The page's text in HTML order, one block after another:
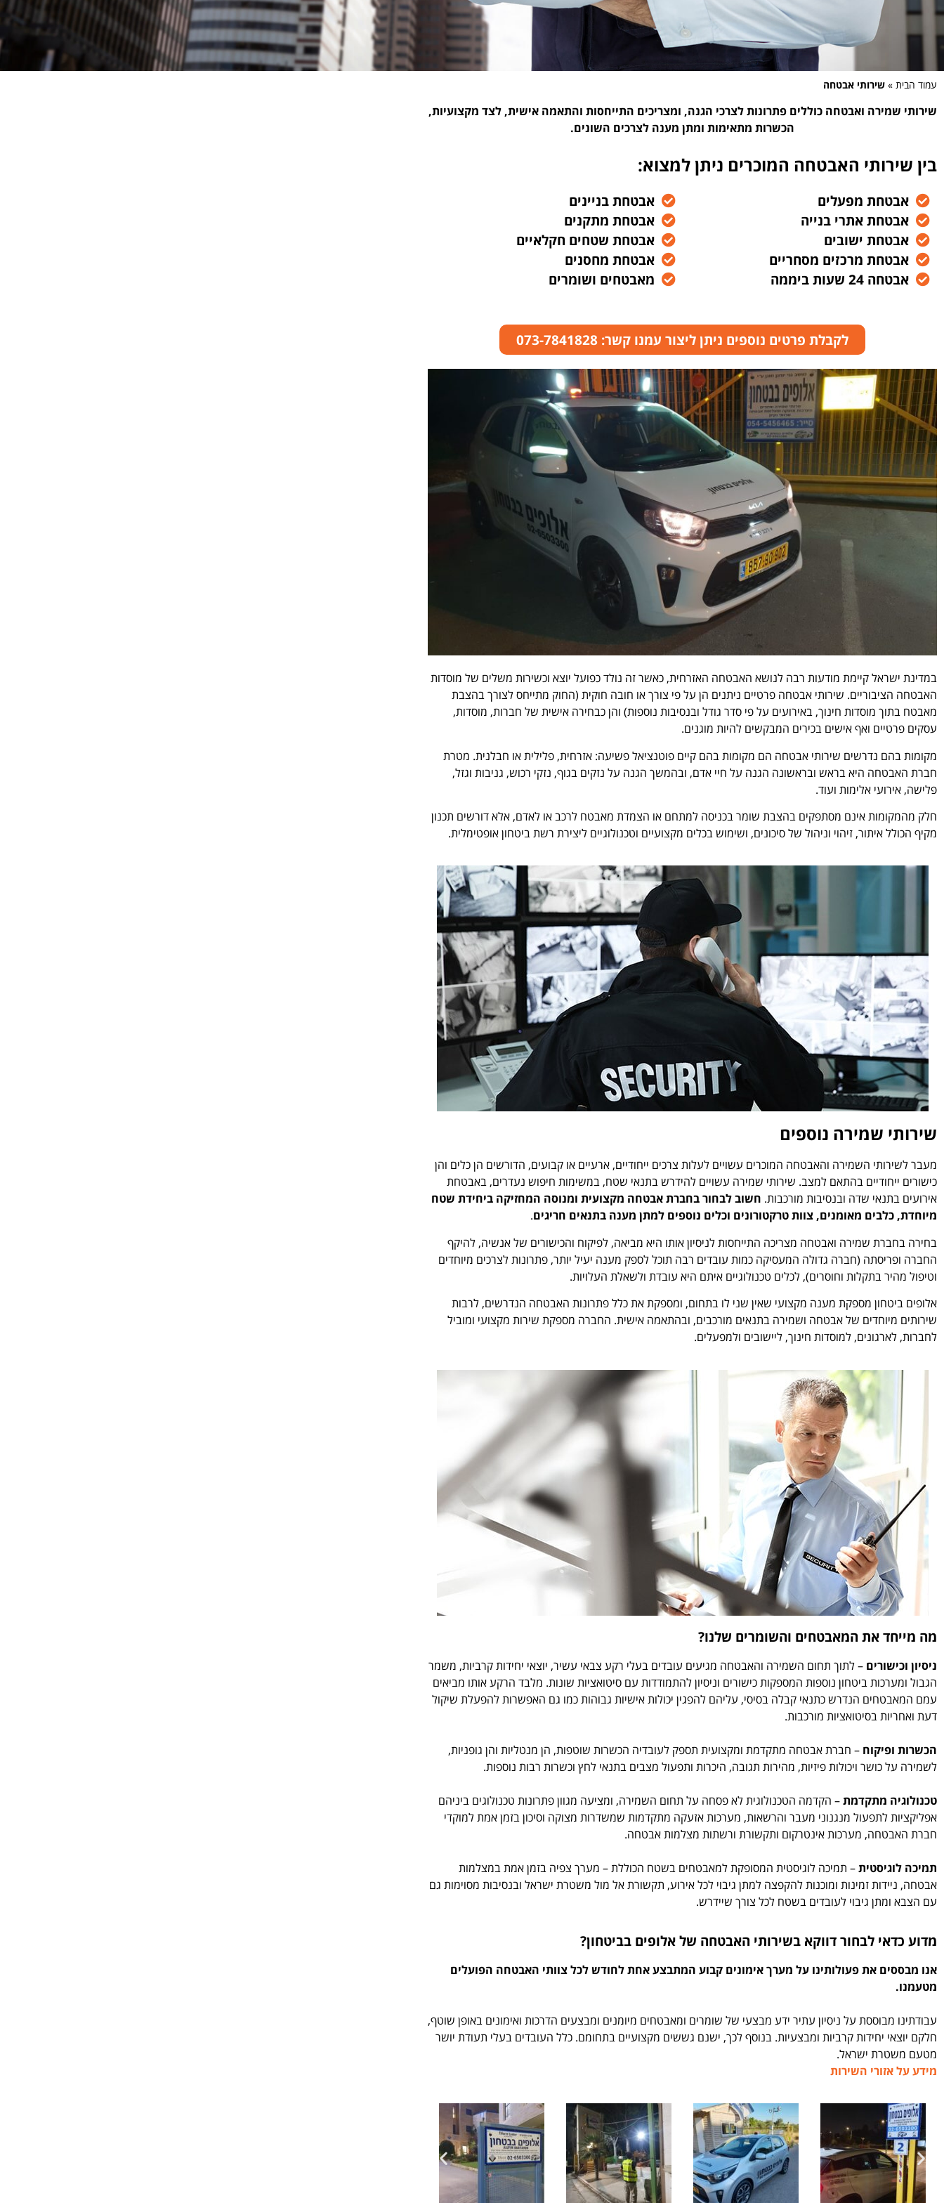
עמוד הבית » שירותי אבטחה
שירותי שמירה ואבטחה כוללים פתרונות לצרכי הגנה, ומצריכים התייחסות והתאמה אישית, לצד מקצועיות,
הכשרות מתאימות ומתן מענה לצרכים השונים.
בין שירותי האבטחה המוכרים ניתן למצוא:
אבטחת מפעלים
אבטחת אתרי בנייה
אבטחת ישובים
אבטחת מרכזים מסחריים
אבטחה 24 שעות ביממה
אבטחת בניינים
אבטחת מתקנים
אבטחת שטחים חקלאיים
אבטחת מחסנים
מאבטחים ושומרים
לקבלת פרטים נוספים ניתן ליצור עמנו קשר: 073-7841828
במדינת ישראל קיימת מודעות רבה לנושא האבטחה האזרחית, כאשר זה נולד כפועל יוצא וכשירות משלים של מוסדות
האבטחה הציבוריים. שירותי אבטחה פרטיים ניתנים הן על פי צורך או חובה חוקית (החוק מתייחס לצורך בהצבת
מאבטח בתוך מוסדות חינוך, באירועים על פי סדר גודל ובנסיבות נוספות) והן כבחירה אישית של חברות, מוסדות,
עסקים פרטיים ואף אישים בכירים המבקשים להיות מוגנים.
מקומות בהם נדרשים שירותי אבטחה הם מקומות בהם קיים פוטנציאל פשיעה: אזרחית, פלילית או חבלנית. מטרת
חברת האבטחה היא בראש ובראשונה הגנה על חיי אדם, ובהמשך הגנה על נזקים בגוף, נזקי רכוש, גניבות וגזל,
פלישה, אירועי אלימות ועוד.
חלק מהמקומות אינם מסתפקים בהצבת שומר בכניסה למתחם או הצמדת מאבטח לרכב או לאדם, אלא דורשים תכנון
מקיף הכולל איתור, זיהוי וניהול של סיכונים, ושימוש בכלים מקצועיים וטכנולוגיים ליצירת רשת ביטחון אופטימלית.
שירותי שמירה נוספים
מעבר לשירותי השמירה והאבטחה המוכרים עשויים לעלות צרכים ייחודיים, ארעיים או קבועים, הדורשים הן כלים והן
כישורים ייחודיים בהתאם למצב. שירותי שמירה עשויים להידרש בתנאי שטח, במשימות חיפוש נעדרים, באבטחת
אירועים בתנאי שדה ובנסיבות מורכבות. חשוב לבחור בחברת אבטחה מקצועית ומנוסה המחזיקה ביחידת שטח
מיוחדת, כלבים מאומנים, צוות טרקטורונים וכלים נוספים למתן מענה בתנאים חריגים.
בחירה בחברת שמירה ואבטחה מצריכה התייחסות לניסיון אותו היא מביאה, לפיקוח והכישורים של אנשיה, להיקף
החברה ופריסתה (חברה גדולה המעסיקה כמות עובדים רבה תוכל לספק מענה יעיל יותר, פתרונות לצרכים מיוחדים
וטיפול מהיר בתקלות וחוסרים), לכלים טכנולוגיים איתם היא עובדת ולשאלת העלויות.
אלופים ביטחון מספקת מענה מקצועי שאין שני לו בתחום, ומספקת את כלל פתרונות האבטחה הנדרשים, לרבות
שירותים מיוחדים של אבטחה ושמירה בתנאים מורכבים, ובהתאמה אישית. החברה מספקת שירות מקצועי ומוביל
לחברות, לארגונים, למוסדות חינוך, ליישובים ולמפעלים.
מה מייחד את המאבטחים והשומרים שלנו?
ניסיון וכישורים – לתוך תחום השמירה והאבטחה מגיעים עובדים בעלי רקע צבאי עשיר, יוצאי יחידות קרביות, משמר
הגבול ומערכות ביטחון נוספות המספקות כישורים וניסיון להתמודדות עם סיטואציות שונות. מלבד הרקע אותו מביאים
עמם המאבטחים הנדרש כתנאי קבלה בסיסי, עליהם להפגין יכולות אישיות גבוהות כמו גם האפשרות להפעלת שיקול
דעת ואחריות בסיטואציות מורכבות.
הכשרות ופיקוח – חברת אבטחה מתקדמת ומקצועית תספק לעובדיה הכשרות שוטפות, הן מנטליות והן גופניות,
לשמירה על כושר ויכולות פיזיות, מהירות תגובה, היכרות ותפעול מצבים בתנאי לחץ וכשרות רבות נוספות.
טכנולוגיה מתקדמת– הקדמה הטכנולוגית לא פסחה על תחום השמירה, ומציעה מגוון פתרונות טכנולוגים ביניהם
אפליקציות לתפעול מנגנוני מעבר והרשאות, מערכות אזעקה מתקדמות שמשדרות מצוקה וסיכון בזמן אמת למוקדי
חברת האבטחה, מערכות אינטרקום ותקשורת ורשתות מצלמות אבטחה.
תמיכה לוגיסטית– תמיכה לוגיסטית המסופקת למאבטחים בשטח הכוללת – מערך צפיה בזמן אמת במצלמות
אבטחה, ניידות זמינות ומוכנות להקפצה למתן גיבוי לכל אירוע, תקשורת אל מול משטרת ישראל ובנסיבות מסוימות גם
עם הצבא ומתן גיבוי לעובדים בשטח לכל צורך שיידרש.
מדוע כדאי לבחור דווקא בשירותי האבטחה של אלופים בביטחון?
אנו מבססים את פעולותינו על מערך אימונים קבוע המתבצע אחת לחודש לכל צוותי האבטחה הפועלים
מטעמנו.
עבודתינו מבוססת על ניסיון עתיר ידע מבצעי של שומרים ומאבטחים מיומנים ומבצעים הדרכות ואימונים באופן שוטף,
חלקם יוצאי יחידות קרביות ומבצעיות. בנוסף לכך, ישנם גששים מקצועיים בתחומם. כלל העובדים בעלי תעודת יושר
מטעם משטרת ישראל.
מידע על אזורי השירות